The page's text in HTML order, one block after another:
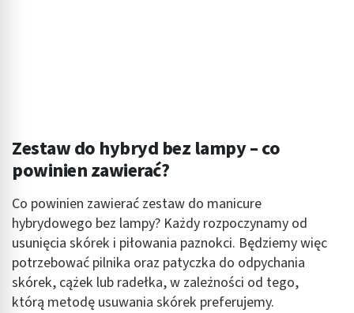
Zestaw do hybryd bez lampy – co
powinien zawierać?
Co powinien zawierać zestaw do manicure
hybrydowego bez lampy? Każdy rozpoczynamy od
usunięcia skórek i piłowania paznokci. Będziemy więc
potrzebować pilnika oraz patyczka do odpychania
skórek, cążek lub radełka, w zależności od tego,
którą metodę usuwania skórek preferujemy.